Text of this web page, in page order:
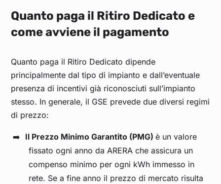
Quanto paga il Ritiro Dedicato e
come avviene il pagamento
Quanto paga il Ritiro Dedicato dipende
principalmente dal tipo di impianto e dall’eventuale
presenza di incentivi già riconosciuti sull’impianto
stesso. In generale, il GSE prevede due diversi regimi
di prezzo:
Il Prezzo Minimo Garantito (PMG) è un valore
fissato ogni anno da ARERA che assicura un
compenso minimo per ogni kWh immesso in
rete. Se a fine anno il prezzo di mercato risulta